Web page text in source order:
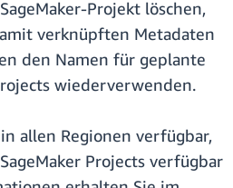
Projekt löschen,
verknüpften Metadaten
den Namen für geplante
wiederverwenden.
allen Regionen verfügbar,
Projects verfügbar